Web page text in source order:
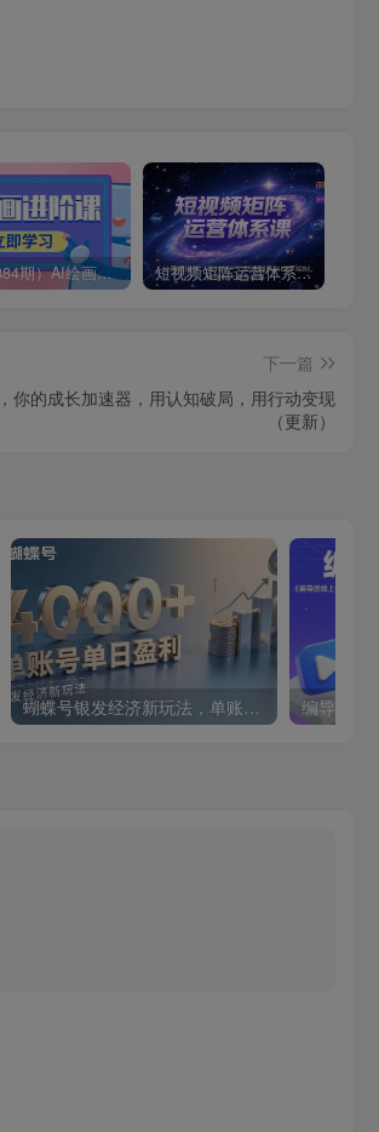
（14884期）AI绘画进阶课，涵盖电商摄影等多领域，PS操作与AI工具使用全面教学 短视频矩阵运营体系课，从网感培养、素材生产力提升到原创成本控制，快速放大商业结果
下一篇
你的成长加速器，用认知破局，用行动变现
（更新）
蝴蝶号银发经济新玩法，单账号单日盈利1k+适合小白操作简单